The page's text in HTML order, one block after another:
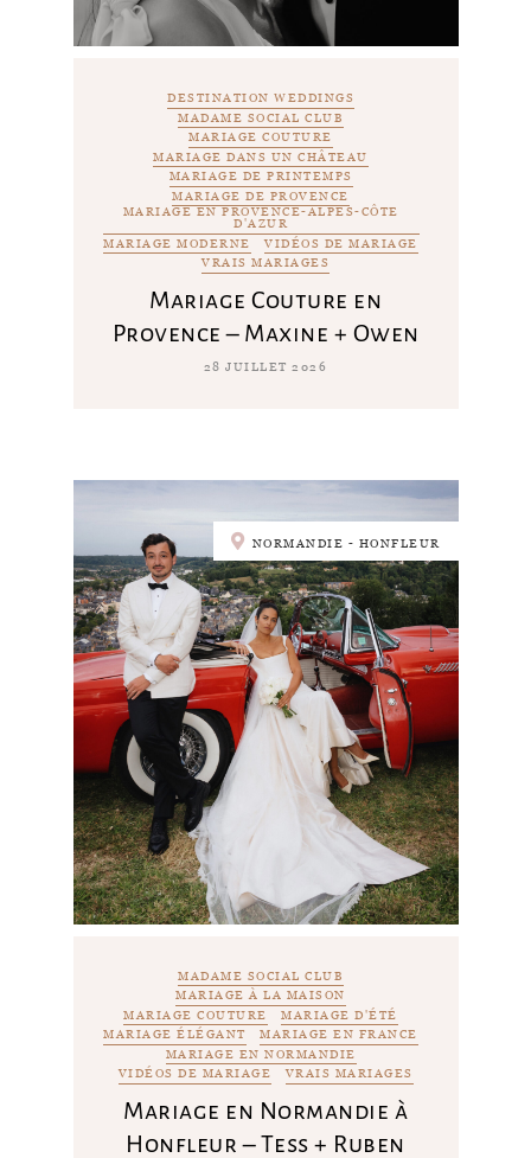
DESTINATION WEDDINGS
MADAME SOCIAL CLUB
MARIAGE COUTURE
MARIAGE DANS UN CHÂTEAU
MARIAGE DE PRINTEMPS
MARIAGE DE PROVENCE
MARIAGE EN PROVENCE-ALPES-CÔTE
D'AZUR
MARIAGE MODERNE
VIDÉOS DE MARIAGE
VRAIS MARIAGES
Mariage Couture en
Provence – Maxine + Owen
28 JUILLET 2026
NORMANDIE - HONFLEUR
MADAME SOCIAL CLUB
MARIAGE À LA MAISON
MARIAGE COUTURE
MARIAGE D'ÉTÉ
MARIAGE ÉLÉGANT
MARIAGE EN FRANCE
MARIAGE EN NORMANDIE
VIDÉOS DE MARIAGE
VRAIS MARIAGES
Mariage en Normandie à
Honfleur – Tess + Ruben